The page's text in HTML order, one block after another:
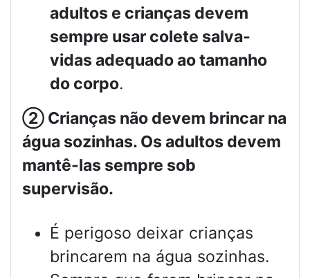
adultos e crianças devem
sempre usar colete salva-
vidas adequado ao tamanho
do corpo.
② Crianças não devem brincar na
água sozinhas. Os adultos devem
mantê-las sempre sob
supervisão.
É perigoso deixar crianças
brincarem na água sozinhas.